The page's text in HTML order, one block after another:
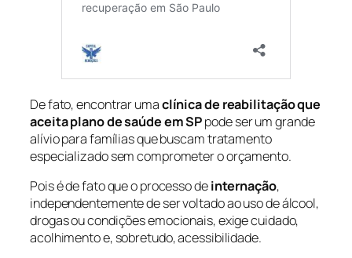
De fato, encontrar umaclínica de reabilitação que
aceita plano de saúde em SPpode ser um grande
alívio para famílias que buscam tratamento
especializado sem comprometer o orçamento.
Pois é de fato que o processo deinternação,
independentemente de ser voltado ao uso de álcool,
drogas ou condições emocionais, exige cuidado,
acolhimento e, sobretudo, acessibilidade.